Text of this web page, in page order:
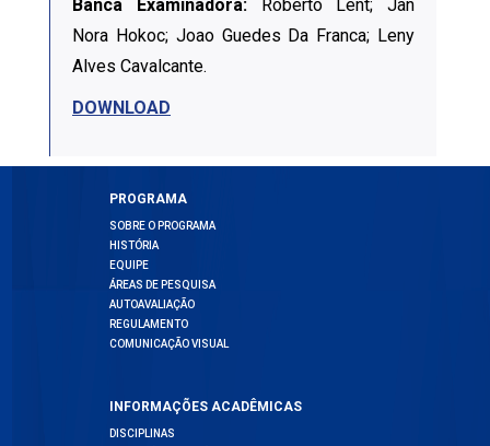
Banca Examinadora: Roberto Lent; Jan
Nora Hokoc; Joao Guedes Da Franca; Leny
Alves Cavalcante.
DOWNLOAD
PROGRAMA
SOBRE O PROGRAMA
HISTÓRIA
EQUIPE
ÁREAS DE PESQUISA
AUTOAVALIAÇÃO
REGULAMENTO
COMUNICAÇÃO VISUAL
INFORMAÇÕES ACADÊMICAS
DISCIPLINAS